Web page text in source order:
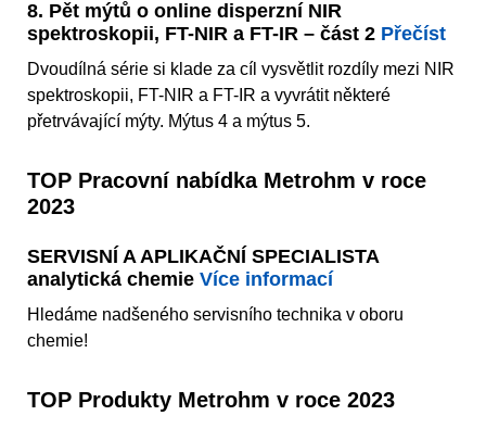
8. Pět mýtů o online disperzní NIR
spektroskopii, FT-NIR a FT-IR – část 2 Přečíst
Dvoudílná série si klade za cíl vysvětlit rozdíly mezi NIR
spektroskopii, FT-NIR a FT-IR a vyvrátit některé
přetrvávající mýty. Mýtus 4 a mýtus 5.
TOP Pracovní nabídka Metrohm v roce
2023
SERVISNÍ A APLIKAČNÍ SPECIALISTA
analytická chemie Více informací
Hledáme nadšeného servisního technika v oboru
chemie!
TOP Produkty Metrohm v roce 2023